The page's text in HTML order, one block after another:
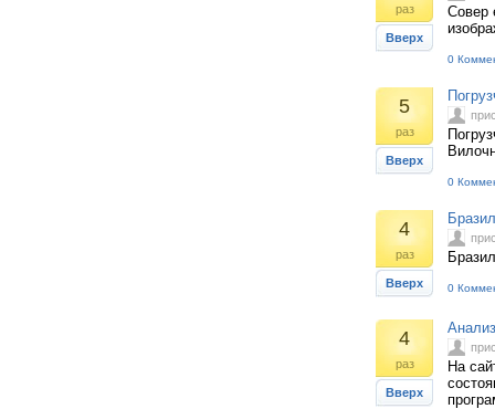
раз
Вверх
Совер
0
5
раз
Вверх
0
4
раз
Вверх 0
4
раз
Вверх
На